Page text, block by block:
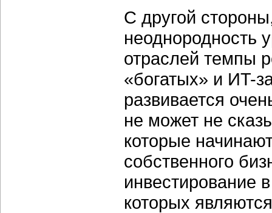
С другой
неоднородность
отраслей темпы
«богатых» и ИT-
развивается
не может не
которые
собственного
инвестирование
которых